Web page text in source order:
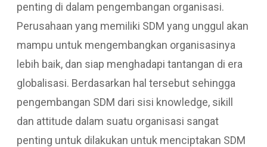
penting di dalam pengembangan organisasi.
Perusahaan yang memiliki SDM yang unggul akan
mampu untuk mengembangkan organisasinya
lebih baik, dan siap menghadapi tantangan di era
globalisasi. Berdasarkan hal tersebut sehingga
pengembangan SDM dari sisi knowledge, sikill
dan attitude dalam suatu organisasi sangat
penting untuk dilakukan untuk menciptakan SDM